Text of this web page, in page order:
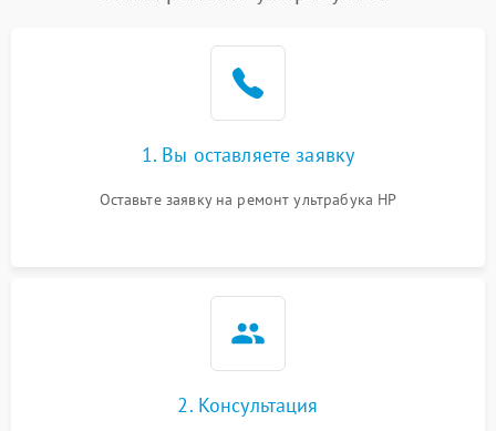
1. Вы оставляете заявку
Оставьте заявку на ремонт ультрабука HP
2. Консультация